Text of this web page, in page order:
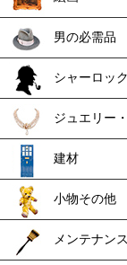
男の必需品
シャーロッ
ジュエリー
建材
小物その他
メンテナン